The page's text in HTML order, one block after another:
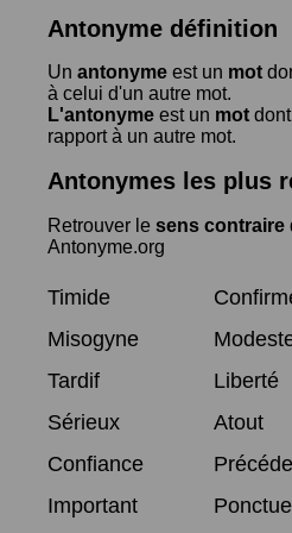
Antonyme définition
Un antonyme est un mot
à celui d'un autre mot.
L'antonyme est un mot
rapport à un autre mot.
Antonymes les plus
Retrouver le sens contraire
Antonyme.org
Timide
Misogyne
Tardif
Liberté
Sérieux
Atout
Confiance
Important